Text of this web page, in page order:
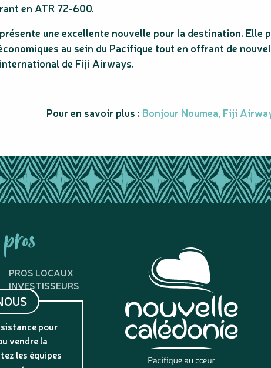
en ATR 72-600.
une excellente nouvelle pour la destination. Elle
au sein du Pacifique tout en offrant de
de Fiji Airways.
Pour en savoir plus : Bonjour Noumea, Fiji
PROS LOCAUX
INVESTISSEURS
pour
vendre la
les équipes